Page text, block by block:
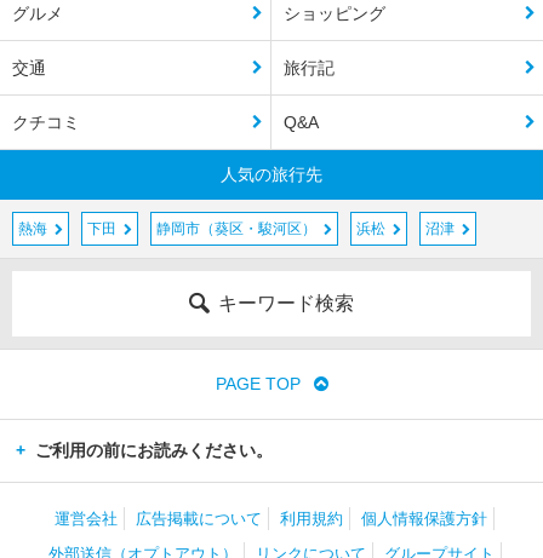
グルメ ショッピング
交通 旅行記
クチコミ Q&A
人気の旅行先
熱海 下田 静岡市（葵区・駿河区） 浜松 沼津
キーワード検索
PAGE TOP
ご利用の前にお読みください。
運営会社 広告掲載について 利用規約
個人情報保護方針
外部送信（オプトアウト）
リンクについて グループサイト